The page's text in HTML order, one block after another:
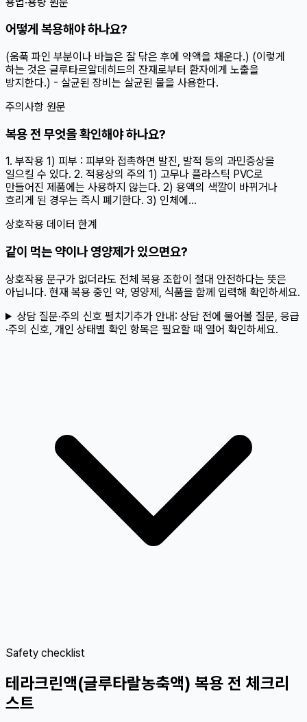
어떻게 복용해야 하나요?
(움푹 파인 부분이나 바늘은 잘 닦은 후에 약액을 채운다.) (이렇게
하는 것은 글루타르알데히드의 잔재로부터 환자에게 노출을
방지한다.) - 살균된 장비는 살균된 물을 사용한다.
주의사항 원문
복용 전 무엇을 확인해야 하나요?
1. 부작용 1) 피부 : 피부와 접촉하면 발진, 발적 등의 과민증상을
일으킬 수 있다. 2. 적용상의 주의 1) 고무나 플라스틱 PVC로
만들어진 제품에는 사용하지 않는다. 2) 용액의 색깔이 바뀌거나
흐리게 된 경우는 즉시 폐기한다. 3) 인체에...
상호작용 데이터 한계
같이 먹는 약이나 영양제가 있으면요?
상호작용 문구가 없더라도 전체 복용 조합이 절대 안전하다는 뜻은
아닙니다. 현재 복용 중인 약, 영양제, 식품을 함께 입력해 확인하세요.
상담 질문·주의 신호 펼치기추가 안내: 상담 전에 물어볼 질문, 응급
·주의 신호, 개인 상태별 확인 항목은 필요할 때 열어 확인하세요.
Safety checklist
테라크린액(글루타랄농축액) 복용 전 체크리
스트